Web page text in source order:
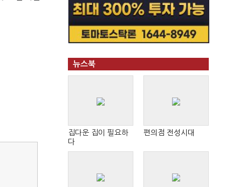
뉴스북
집다운 집이 필요하
다
편의점 전성시대